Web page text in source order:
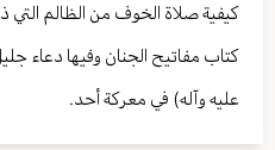
كيفية صلاة الخوف من الظالم
كتاب مفاتيح الجنان وفيها دعاء
عليه وآله) في معركة أحد.